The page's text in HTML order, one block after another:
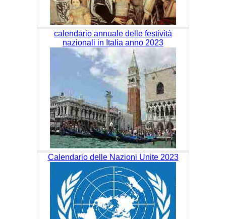
calendario annuale delle festività
nazionali in Italia anno 2023
Calendario delle Nazioni Unite 2023